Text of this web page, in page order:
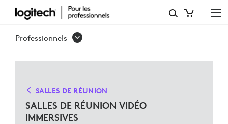
SALLES
VIDÉO
Professionnels
SALLES DE RÉUNION
SALLES DE RÉUNION VIDÉO
IMMERSIVES